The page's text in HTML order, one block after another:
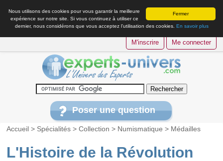
Fermer
Nous utilisons des cookies pour vous garantir la meilleure
expérience sur notre site. Si vous continuez à utiliser ce
dernier, nous considérons que vous acceptez l’utilisation des cookies. En savoir plus
M'inscrire Me connecter
Poser une question
Accueil > Spécialités >Collection > Numismatique > Médailles
L'Histoire de la Révolution